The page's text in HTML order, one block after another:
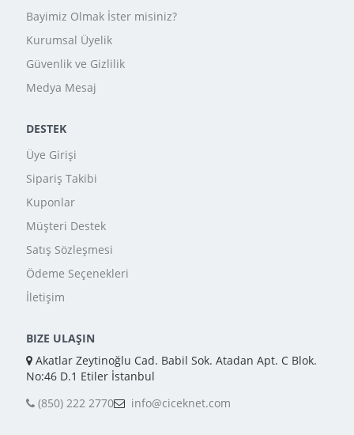
Bayimiz Olmak İster misiniz?
Kurumsal Üyelik
Güvenlik ve Gizlilik
Medya Mesaj
DESTEK
Üye Girişi
Sipariş Takibi
Kuponlar
Müşteri Destek
Satış Sözleşmesi
Ödeme Seçenekleri
İletişim
BIZE ULAŞIN
Akatlar Zeytinoğlu Cad. Babil Sok. Atadan Apt. C Blok.
No:46 D.1 Etiler İstanbul
(850) 222 2770
info@ciceknet.com